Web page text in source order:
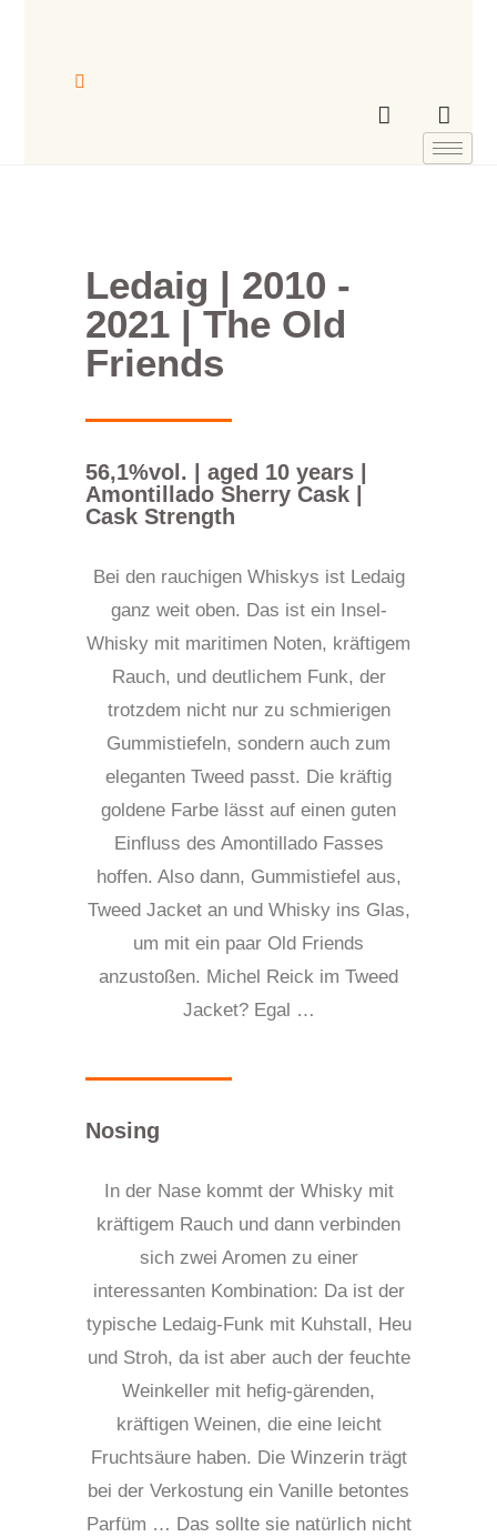
Ledaig | 2010 -
2021 | The Old
Friends
56,1%vol. | aged 10 years |
Amontillado Sherry Cask |
Cask Strength
Bei den rauchigen Whiskys ist Ledaig
ganz weit oben. Das ist ein Insel-
Whisky mit maritimen Noten, kräftigem
Rauch, und deutlichem Funk, der
trotzdem nicht nur zu schmierigen
Gummistiefeln, sondern auch zum
eleganten Tweed passt. Die kräftig
goldene Farbe lässt auf einen guten
Einfluss des Amontillado Fasses
hoffen. Also dann, Gummistiefel aus,
Tweed Jacket an und Whisky ins Glas,
um mit ein paar Old Friends
anzustoßen. Michel Reick im Tweed
Jacket? Egal …
Nosing
In der Nase kommt der Whisky mit
kräftigem Rauch und dann verbinden
sich zwei Aromen zu einer
interessanten Kombination: Da ist der
typische Ledaig-Funk mit Kuhstall, Heu
und Stroh, da ist aber auch der feuchte
Weinkeller mit hefig-gärenden,
kräftigen Weinen, die eine leicht
Fruchtsäure haben. Die Winzerin trägt
bei der Verkostung ein Vanille betontes
Parfüm … Das sollte sie natürlich nicht